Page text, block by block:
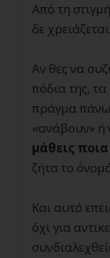
Από τη
δε
Αν θες να
πόδια της,
πράγμα πάνω
«ανάβουν» ή
μάθεις
ζήτα το
Και αυτό
όχι για